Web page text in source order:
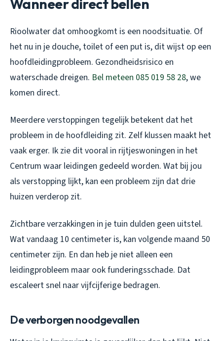
Wanneer direct bellen
Rioolwater dat omhoogkomt is een noodsituatie. Of
het nu in je douche, toilet of een put is, dit wijst op een
hoofdleidingprobleem. Gezondheidsrisico en
waterschade dreigen. Bel meteen 085 019 58 28, we
komen direct.
Meerdere verstoppingen tegelijk betekent dat het
probleem in de hoofdleiding zit. Zelf klussen maakt het
vaak erger. Ik zie dit vooral in rijtjeswoningen in het
Centrum waar leidingen gedeeld worden. Wat bij jou
als verstopping lijkt, kan een probleem zijn dat drie
huizen verderop zit.
Zichtbare verzakkingen in je tuin dulden geen uitstel.
Wat vandaag 10 centimeter is, kan volgende maand 50
centimeter zijn. En dan heb je niet alleen een
leidingprobleem maar ook funderingsschade. Dat
escaleert snel naar vijfcijferige bedragen.
De verborgen noodgevallen